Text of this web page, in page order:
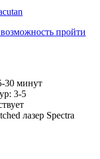
пройти
30 минут
3-5
лазер Spectra